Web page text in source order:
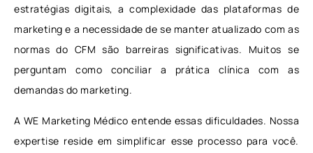
estratégias digitais, a complexidade das plataformas de
marketing e a necessidade de se manter atualizado com as
normas do CFM são barreiras significativas. Muitos se
perguntam como conciliar a prática clínica com as
demandas do marketing.
A WE Marketing Médico entende essas dificuldades. Nossa
expertise reside em simplificar esse processo para você.